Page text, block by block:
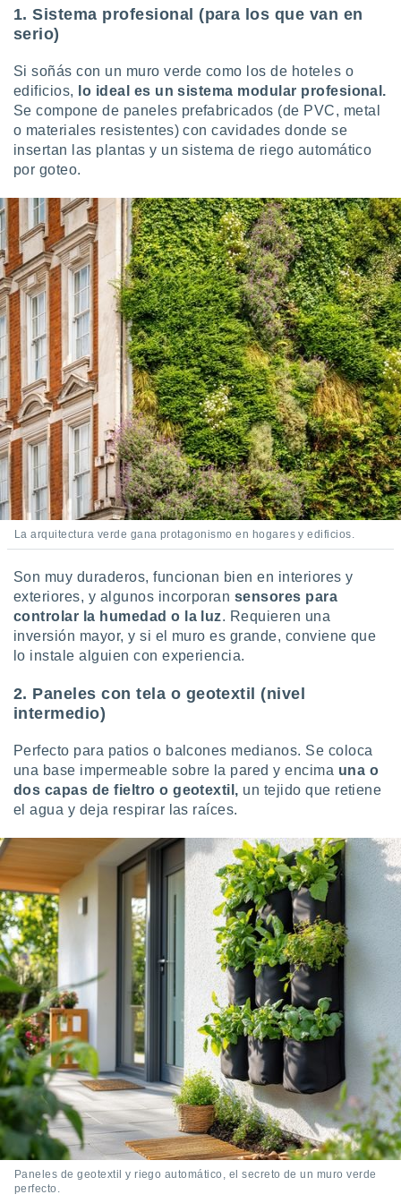
su
u
datos
en
en
en
de
un
o acceder
datos
perfiles
utilizar
crear un
uso de
contenido
medir el
de la
el
del
o a través
de
de
uso de
con el
e
mediante
publicidad
publicidad
de
1199
1. Sistema profesional (para los que van en
serio)
Si soñás con un muro verde como los de hoteles o
edificios,
lo ideal es un sistema modular profesional.
Se compone de paneles prefabricados (de PVC, metal
o materiales resistentes) con cavidades donde se
insertan las plantas y un sistema de riego automático
por goteo.
La arquitectura verde gana protagonismo en hogares y edificios.
Son muy duraderos, funcionan bien en interiores y
exteriores, y algunos incorporan sensores para
controlar la humedad o la luz. Requieren una
inversión mayor, y si el muro es grande, conviene que
lo instale alguien con experiencia.
2. Paneles con tela o geotextil (nivel
intermedio)
Perfecto para patios o balcones medianos. Se coloca
una base impermeable sobre la pared y encima una o
dos capas de fieltro o geotextil, un tejido que retiene
el agua y deja respirar las raíces.
Paneles de geotextil y riego automático, el secreto de un muro verde
perfecto.